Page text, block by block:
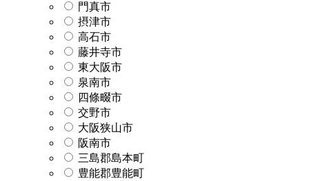
門真市
摂津市
高石市
藤井寺市
東大阪市
泉南市
四條畷市
交野市
大阪狭山市
阪南市
三島郡島本町
豊能郡豊能町